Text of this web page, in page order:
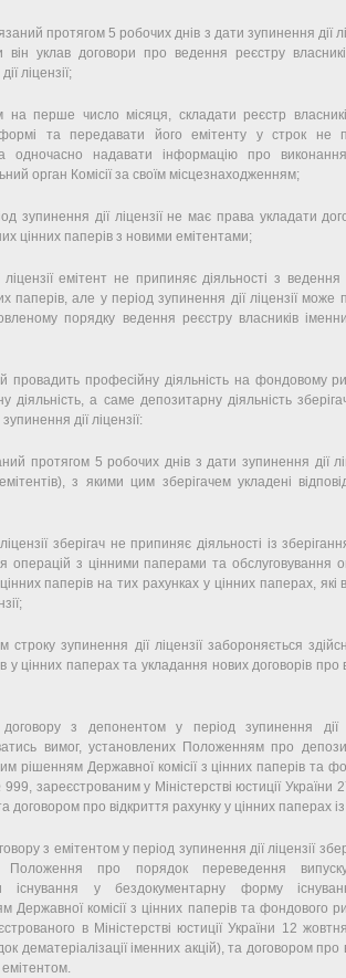
протягом 5 робочих днів з дати зупинення дії
він уклав договори про ведення реєстру
ліцензії;
на перше число місяця, складати реєстр
та передавати його емітенту у строк не
одночасно надавати інформацію про
орган Комісії за своїм місцезнаходженням;
зупинення дії ліцензії не має права укладати
цінних паперів з новими емітентами;
ліцензії емітент не припиняє діяльності з
паперів, але у період зупинення дії ліцензії
порядку ведення реєстру власників
провадить професійну діяльність на фондовому
діяльність, а саме депозитарну діяльність
дії ліцензії:
протягом 5 робочих днів з дати зупинення дії
з якими цим зберігачем укладені
зберігач не припиняє діяльності із
операцій з цінними паперами та обслуговування
паперів на тих рахунках у цінних паперах, які
строку зупинення дії ліцензії забороняється
у цінних паперах та укладання нових договорів про
з депонентом у період зупинення дії
вимог, установлених Положенням про
рішенням Державної комісії з цінних паперів та
зареєстрованим у Міністерстві юстиції України
договором про відкриття рахунку у цінних паперах
з емітентом у період зупинення дії ліцензії
Положення про порядок переведення
існування у бездокументарну форму
Державної комісії з цінних паперів та фондового
в Міністерстві юстиції України 12
дематеріалізації іменних акцій), та договором про